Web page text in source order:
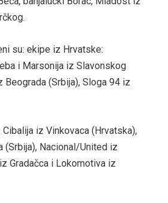
su: ekipe iz Hrvatske:
i Marsonija iz Slavonskog
Beograda (Srbija), Sloga 94 iz
Cibalija iz Vinkovaca (Hrvatska),
(Srbija), Nacional/United iz
Gradačca i Lokomotiva iz